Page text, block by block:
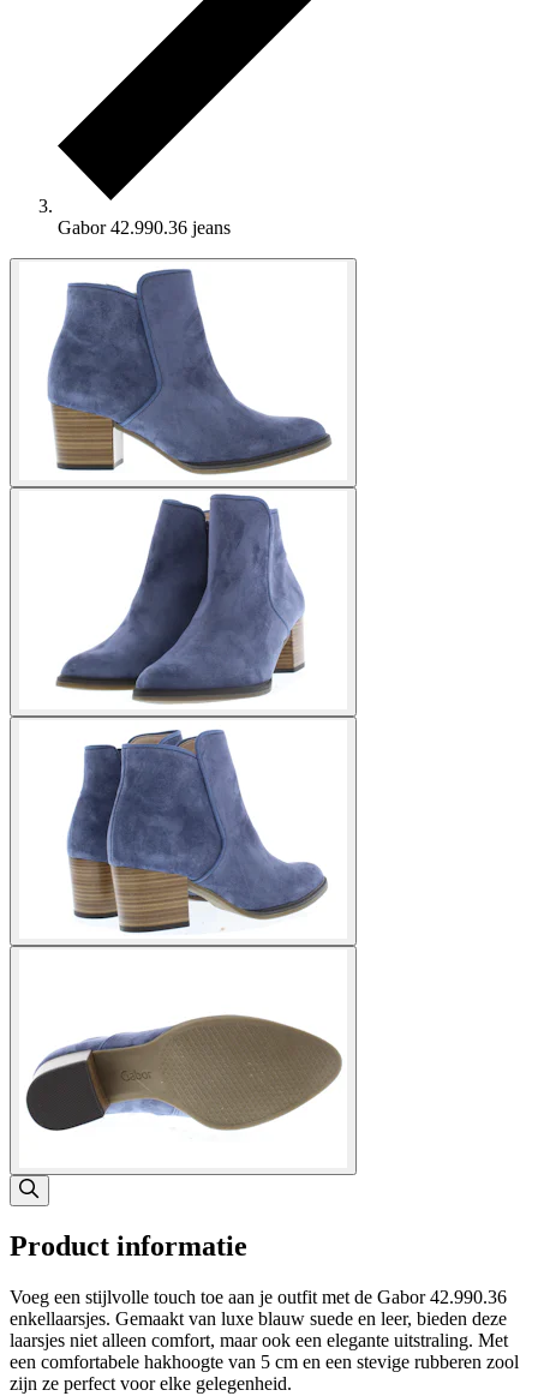
Gabor 42.990.36 jeans
Product informatie
Voeg een stijlvolle touch toe aan je outfit met de Gabor 42.990.36
enkellaarsjes. Gemaakt van luxe blauw suede en leer, bieden deze
laarsjes niet alleen comfort, maar ook een elegante uitstraling. Met
een comfortabele hakhoogte van 5 cm en een stevige rubberen zool
zijn ze perfect voor elke gelegenheid.